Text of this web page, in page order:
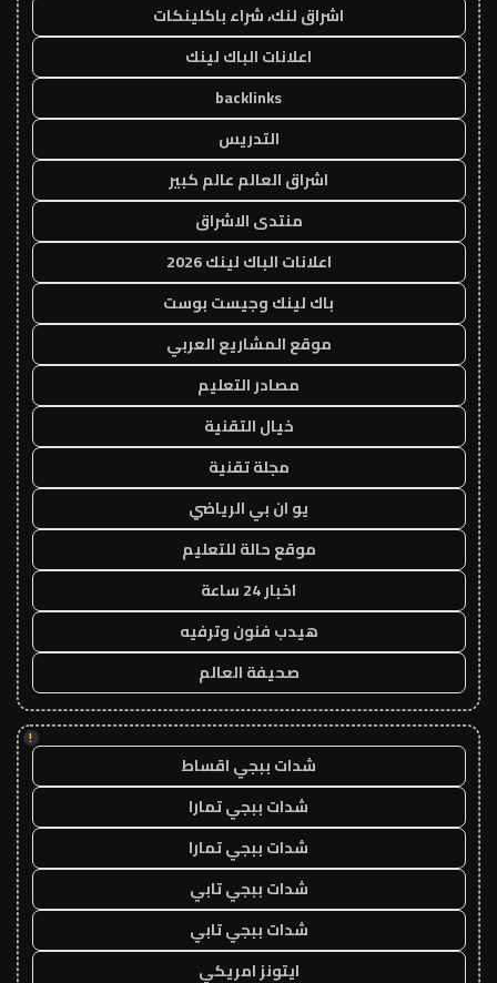
اشراق لنك، شراء باكلينكات
اعلانات الباك لينك
backlinks
التدريس
اشراق العالم عالم كبير
منتدى الاشراق
اعلانات الباك لينك 2026
باك لينك وجيست بوست
موقع المشاريع العربي
مصادر التعليم
خيال التقنية
مجلة تقنية
يو ان بي الرياضي
موقع حالة للتعليم
اخبار 24 ساعة
هيدب فنون وترفيه
صحيفة العالم
!
شدات ببجي اقساط
شدات ببجي تمارا
شدات ببجي تمارا
شدات ببجي تابي
شدات ببجي تابي
ايتونز امريكي